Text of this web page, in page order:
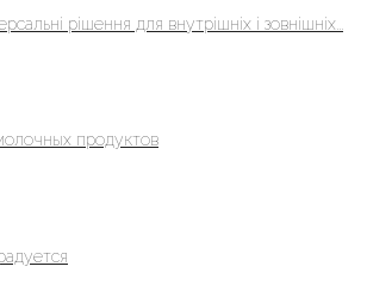
рішення для внутрішніх і зовнішніх...
продуктов